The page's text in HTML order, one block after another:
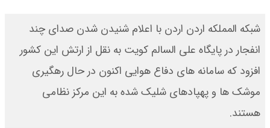
شبکه المملکه اردن اردن با اعلام شنیدن شدن صدای چند
انفجار در پایگاه علی السالم کویت به نقل از ارتش این کشور
افزود که سامانه های دفاع هوایی اکنون در حال رهگیری
موشک ها و پهپادهای شلیک شده به این مرکز نظامی
هستند.